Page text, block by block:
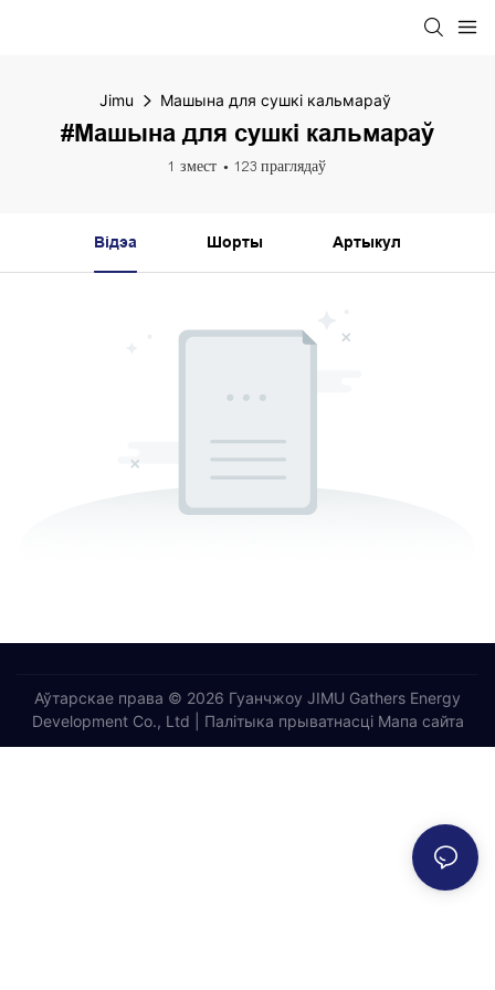
Jimu Машына для сушкі кальмараў
#Машына для сушкі кальмараў
1 змест 123 праглядаў
Відэа Шорты Артыкул
Аўтарскае права © 2026 Гуанчжоу JIMU Gathers Energy
Development Co., Ltd |
Палітыка прыватнасціМапа сайта